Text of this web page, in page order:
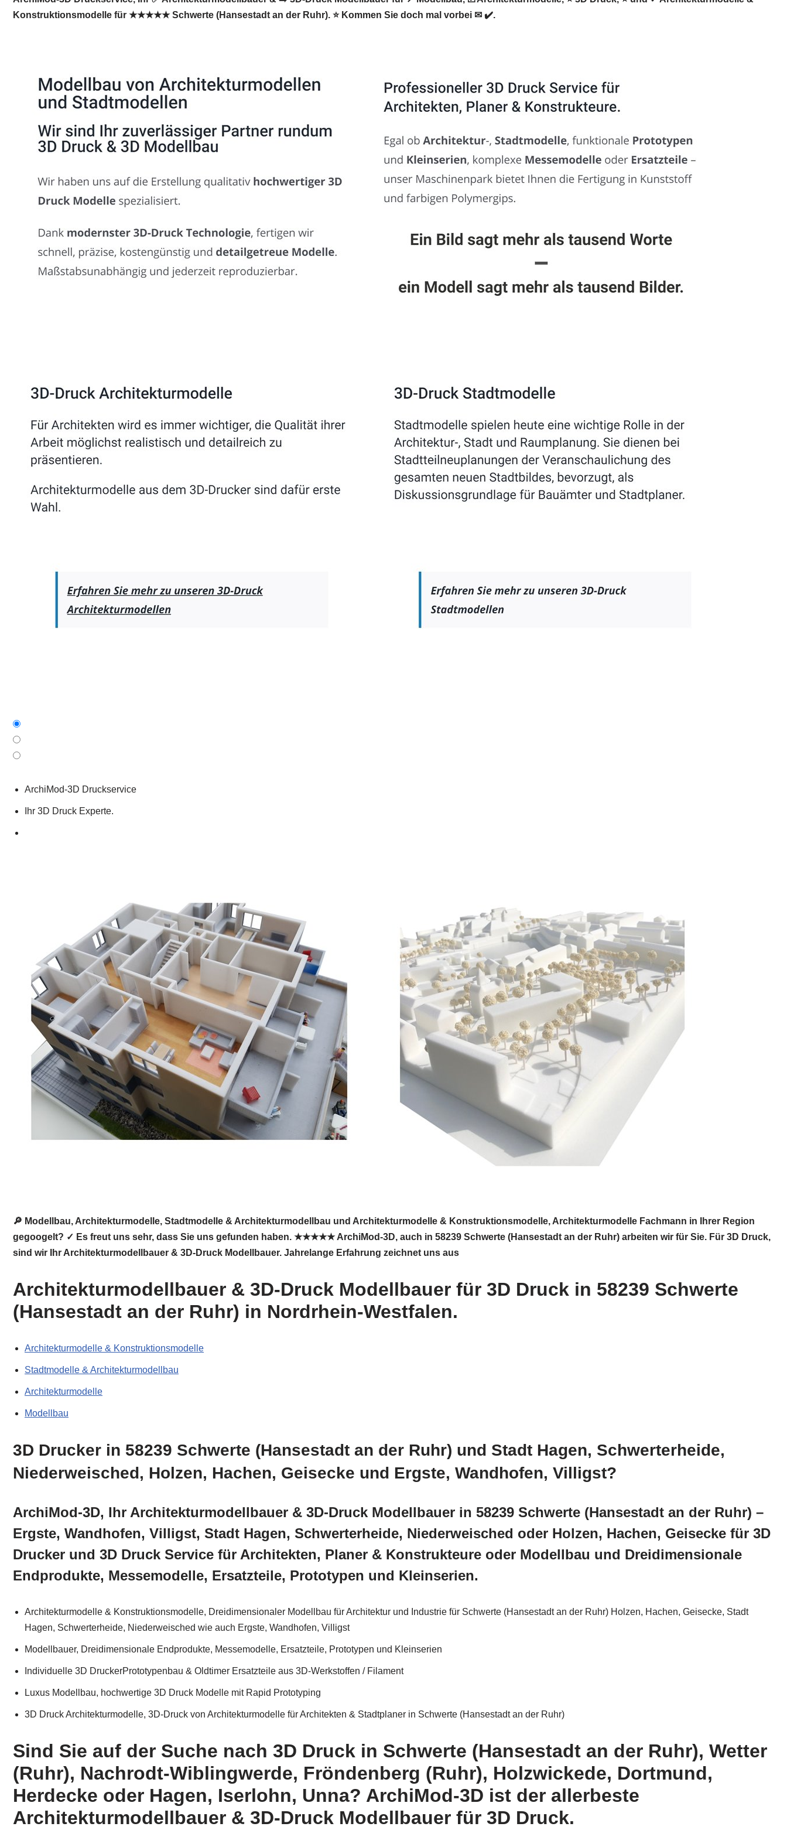
Konstruktionsmodelle für ★★★★★ Schwerte (Hansestadt an der Ruhr). ⭐ Kommen Sie doch mal vorbei ✉ ✔️.
ArchiMod-3D Druckservice
Ihr 3D Druck Experte.
🔎 Modellbau, Architekturmodelle, Stadtmodelle & Architekturmodellbau und Architekturmodelle & Konstruktionsmodelle, Architekturmodelle Fachmann in Ihrer Region
gegoogelt? ✓ Es freut uns sehr, dass Sie uns gefunden haben. ★★★★★ ArchiMod-3D, auch in 58239 Schwerte (Hansestadt an der Ruhr) arbeiten wir für Sie. Für 3D Druck,
sind wir Ihr Architekturmodellbauer & 3D-Druck Modellbauer. Jahrelange Erfahrung zeichnet uns aus
Architekturmodellbauer & 3D-Druck Modellbauer für 3D Druck in 58239 Schwerte
(Hansestadt an der Ruhr) in Nordrhein-Westfalen.
Architekturmodelle & Konstruktionsmodelle
Stadtmodelle & Architekturmodellbau
Architekturmodelle
Modellbau
3D Drucker in 58239 Schwerte (Hansestadt an der Ruhr) und Stadt Hagen, Schwerterheide,
Niederweisched, Holzen, Hachen, Geisecke und Ergste, Wandhofen, Villigst?
ArchiMod-3D, Ihr Architekturmodellbauer & 3D-Druck Modellbauer in 58239 Schwerte (Hansestadt an der Ruhr) –
Ergste, Wandhofen, Villigst, Stadt Hagen, Schwerterheide, Niederweisched oder Holzen, Hachen, Geisecke für 3D
Drucker und 3D Druck Service für Architekten, Planer & Konstrukteure oder Modellbau und Dreidimensionale
Endprodukte, Messemodelle, Ersatzteile, Prototypen und Kleinserien.
Architekturmodelle & Konstruktionsmodelle, Dreidimensionaler Modellbau für Architektur und Industrie für Schwerte (Hansestadt an der Ruhr) Holzen, Hachen, Geisecke, Stadt
Hagen, Schwerterheide, Niederweisched wie auch Ergste, Wandhofen, Villigst
Modellbauer, Dreidimensionale Endprodukte, Messemodelle, Ersatzteile, Prototypen und Kleinserien
Individuelle 3D DruckerPrototypenbau & Oldtimer Ersatzteile aus 3D-Werkstoffen / Filament
Luxus Modellbau, hochwertige 3D Druck Modelle mit Rapid Prototyping
3D Druck Architekturmodelle, 3D-Druck von Architekturmodelle für Architekten & Stadtplaner in Schwerte (Hansestadt an der Ruhr)
Sind Sie auf der Suche nach 3D Druck in Schwerte (Hansestadt an der Ruhr), Wetter
(Ruhr), Nachrodt-Wiblingwerde, Fröndenberg (Ruhr), Holzwickede, Dortmund,
Herdecke oder Hagen, Iserlohn, Unna? ArchiMod-3D ist der allerbeste
Architekturmodellbauer & 3D-Druck Modellbauer für 3D Druck.